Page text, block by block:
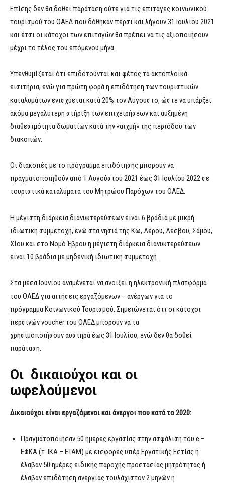
Επίσης δεν θα δοθεί παράταση ούτε για τις επιταγές κοινωνικού
τουρισμού του ΟΑΕΔ που δόθηκαν πέρσι και λήγουν 31 Ιουλίου 2021
και έτσι οι κάτοχοι των επιταγών θα πρέπει να τις αξιοποιήσουν
μέχρι το τέλος του επόμενου μήνα.
Υπενθυμίζεται ότι επιδοτούνται και φέτος τα ακτοπλοϊκά
εισιτήρια, ενώ για πρώτη φορά η επιδότηση των τουριστικών
καταλυμάτων ενισχύεται κατά 20% τον Αύγουστο, ώστε να υπάρξει
ακόμα μεγαλύτερη στήριξη των επιχειρήσεων και αυξημένη
διαθεσιμότητα δωματίων κατά την «αιχμή» της περιόδου των
διακοπών.
Οι διακοπές με το πρόγραμμα επιδότησης μπορούν να
πραγματοποιηθούν από 1 Αυγούστου 2021 έως 31 Ιουλίου 2022 σε
τουριστικά καταλύματα του Μητρώου Παρόχων του ΟΑΕΔ.
Η μέγιστη διάρκεια διανυκτερεύσεων είναι 6 βράδια με μικρή
ιδιωτική συμμετοχή, ενώ στα νησιά της Κω, Λέρου, Λέσβου, Σάμου,
Χίου και στο Νομό Έβρου η μέγιστη διάρκεια διανυκτερεύσεων
είναι 10 βράδια με μηδενική ιδιωτική συμμετοχή.
Στα μέσα Ιουνίου αναμένεται να ανοίξει η ηλεκτρονική πλατφόρμα
του ΟΑΕΔ για αιτήσεις εργαζόμενων – ανέργων για το
πρόγραμμα Κοινωνικού Τουρισμού. Σημειώνεται ότι οι κάτοχοι
περσινών voucher του ΟΑΕΔ μπορούν να τα
χρησιμοποιήσουν αυστηρά έως 31 Ιουλίου, ενώ δεν θα δοθεί
παράταση.
Οι δικαιούχοι και οι
ωφελούμενοι
Δικαιούχοι είναι εργαζόμενοι και άνεργοι που κατά το 2020:
Πραγματοποίησαν 50 ημέρες εργασίας στην ασφάλιση του e –
ΕΦΚΑ (τ. ΙΚΑ – ΕΤΑΜ) με εισφορές υπέρ Εργατικής Εστίας ή
έλαβαν 50 ημέρες ειδικής παροχής προστασίας μητρότητας ή
έλαβαν επιδότηση ανεργίας τουλάχιστον 2 μηνών ή